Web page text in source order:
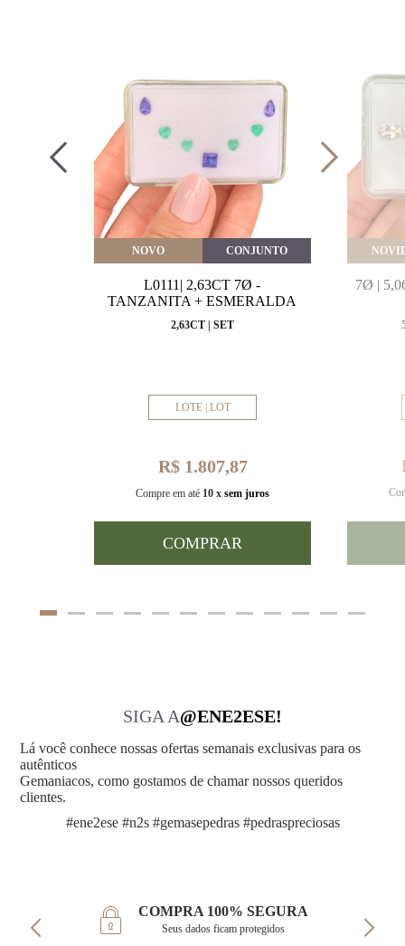
NOVO CONJUNTO
L0111| 2,63CT 7Ø -
TANZANITA + ESMERALDA
2,63CT | SET
LOTE | LOT
R$ 1.807,87
Compre em até 10 x sem juros
COMPRAR
7Ø |
SIGA A@ENE2ESE!
Lá você conhece nossas ofertas semanais exclusivas para os
autênticos
Gemaniacos, como gostamos de chamar nossos queridos
clientes.
#ene2ese #n2s #gemasepedras #pedraspreciosas
COMPRA 100% SEGURA
Seus dados ficam protegidos